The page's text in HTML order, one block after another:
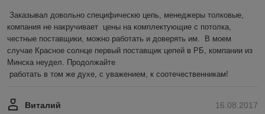
Заказывал довольно специфическю цепь, менеджеры толковые,
компания не накручивает  цены на комплектующие с потолка,
честные поставщики, можно работать и доверять им.  В моем
случае Красное солнце первый поставщик цепей в РБ, компании из
Минска неудел. Продолжайте
работать в том же духе, с уважением, к соотечественникам!
16.08.2017
Виталий